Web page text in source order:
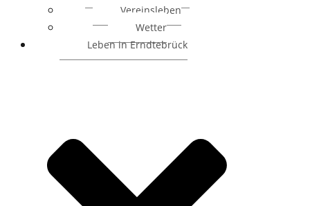
Vereinsleben
Wetter
Leben in Erndtebrück